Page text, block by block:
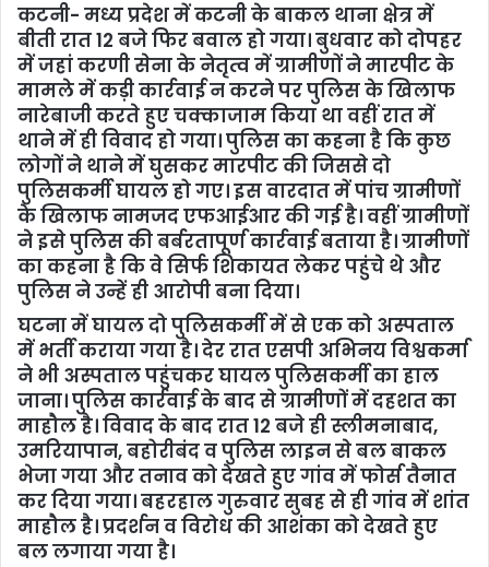
कटनी- मध्य प्रदेश में कटनी के बाकल थाना क्षेत्र में
बीती रात 12 बजे फिर बवाल हो गया। बुधवार को दोपहर
में जहां करणी सेना के नेतृत्व में ग्रामीणों ने मारपीट के
मामले में कड़ी कार्रवाई न करने पर पुलिस के खिलाफ
नारेबाजी करते हुए चक्काजाम किया था वहीं रात में
थाने में ही विवाद हो गया। पुलिस का कहना है कि कुछ
लोगों ने थाने में घुसकर मारपीट की जिससे दो
पुलिसकर्मी घायल हो गए। इस वारदात में पांच ग्रामीणों
के खिलाफ नामजद एफआईआर की गई है। वहीं ग्रामीणों
ने इसे पुलिस की बर्बरतापूर्ण कार्रवाई बताया है। ग्रामीणों
का कहना है कि वे सिर्फ शिकायत लेकर पहुंचे थे और
पुलिस ने उन्हें ही आरोपी बना दिया।
घटना में घायल दो पुलिसकर्मी में से एक को अस्पताल
में भर्ती कराया गया है। देर रात एसपी अभिनय विश्वकर्मा
ने भी अस्पताल पहुंचकर घायल पुलिसकर्मी का हाल
जाना। पुलिस कार्रवाई के बाद से ग्रामीणों में दहशत का
माहौल है। विवाद के बाद रात 12 बजे ही स्लीमनाबाद,
उमरियापान, बहोरीबंद व पुलिस लाइन से बल बाकल
भेजा गया और तनाव को देखते हुए गांव में फोर्स तैनात
कर दिया गया। बहरहाल गुरुवार सुबह से ही गांव में शांत
माहौल है। प्रदर्शन व विरोध की आशंका को देखते हुए
बल लगाया गया है।